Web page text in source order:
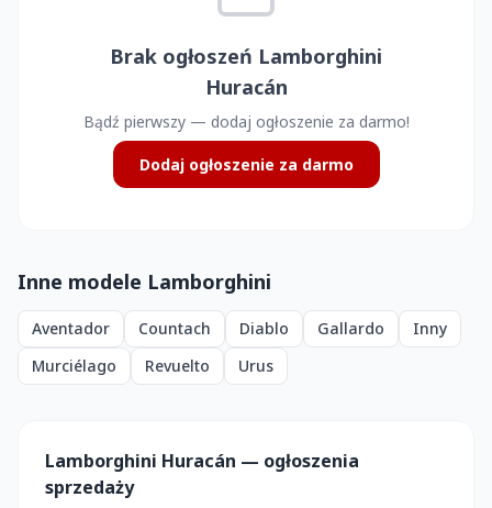
Brak ogłoszeń Lamborghini
Huracán
Bądź pierwszy — dodaj ogłoszenie za darmo!
Dodaj ogłoszenie za darmo
Inne modele Lamborghini
Aventador Countach Diablo Gallardo
Inny
Murciélago
Revuelto Urus
Lamborghini Huracán — ogłoszenia
sprzedaży